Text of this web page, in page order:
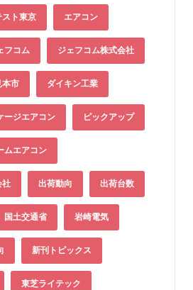
スト東京 エアコン
フコム ジェフコム株式会社
本市 ダイキン工業
ージエアコン ピックアップ
ムエアコン
社 出荷動向 出荷台数
国土交通省 岩崎電気
新刊トピックス
東芝ライテック